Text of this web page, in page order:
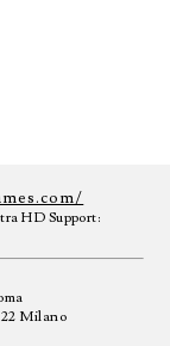
HD Support:
Milano